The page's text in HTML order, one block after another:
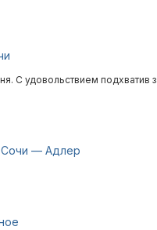
С удовольствием
Сочи — Адлер